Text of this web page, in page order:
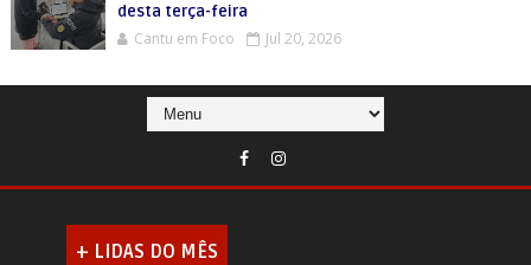
desta terça-feira
Cantu em Foco Jul 20, 2026
+ LIDAS DO MÊS